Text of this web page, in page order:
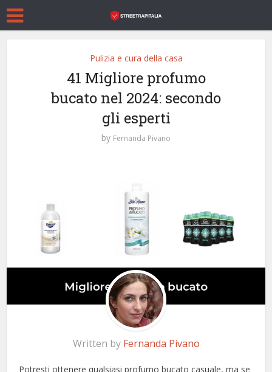
Pulizia e cura della casa
41 Migliore profumo
bucato nel 2024: secondo
gli esperti
by Fernanda Pivano
Written by Fernanda Pivano
Potresti ottenere qualsiasi profumo bucato casuale, ma se